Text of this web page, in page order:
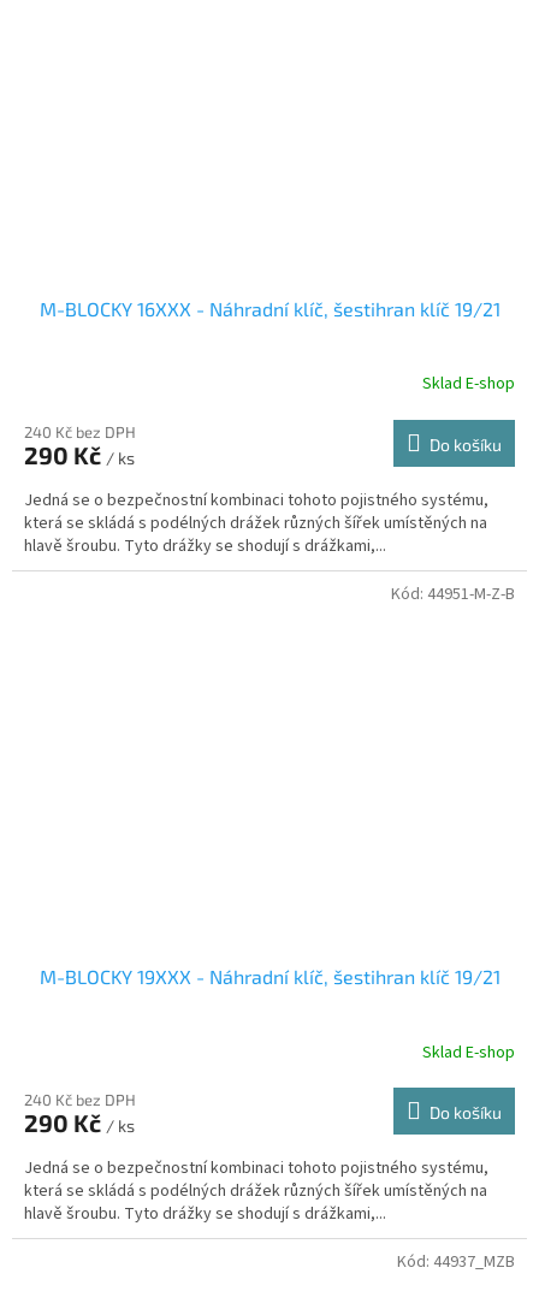
M-BLOCKY 16XXX - Náhradní klíč, šestihran klíč 19/21
Sklad E-shop
240 Kč bez DPH
290 Kč / ks
Do košíku
Jedná se o bezpečnostní kombinaci tohoto pojistného systému,
která se skládá s podélných drážek různých šířek umístěných na
hlavě šroubu. Tyto drážky se shodují s drážkami,...
M-BLOCKY 19XXX - Náhradní klíč, šestihran klíč 19/21
Sklad E-shop
240 Kč bez DPH
290 Kč / ks
Do košíku
Jedná se o bezpečnostní kombinaci tohoto pojistného systému,
která se skládá s podélných drážek různých šířek umístěných na
hlavě šroubu. Tyto drážky se shodují s drážkami,...
Kód: 44951-M-Z-B
Kód: 44937_MZB